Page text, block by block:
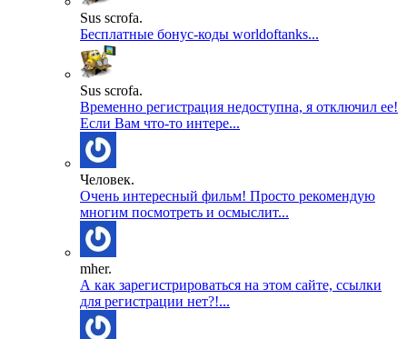
Sus scrofa.
Бесплатные бонус-коды worldoftanks...
Sus scrofa.
Временно регистрация недоступна, я отключил ее!
Если Вам что-то интере...
Человек.
Очень интересный фильм! Просто рекомендую
многим посмотреть и осмыслит...
mher.
А как зарегистрироваться на этом сайте, ссылки
для регистрации нет?!...